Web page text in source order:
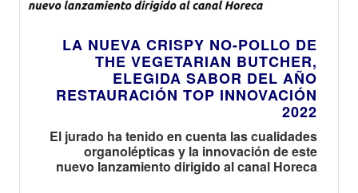
LA NUEVA CRISPY NO-POLLO DE
THE VEGETARIAN BUTCHER,
ELEGIDA SABOR DEL AÑO
RESTAURACIÓN TOP INNOVACIÓN
2022
El jurado ha tenido en cuenta las cualidades
organolépticas y la innovación de este
nuevo lanzamiento dirigido al canal Horeca